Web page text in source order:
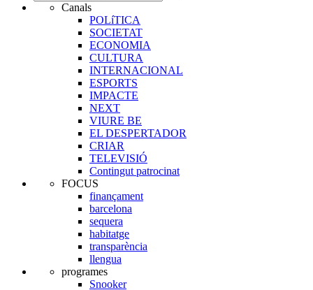
Canals
POLíTICA
SOCIETAT
ECONOMIA
CULTURA
INTERNACIONAL
ESPORTS
IMPACTE
NEXT
VIURE BE
EL DESPERTADOR
CRIAR
TELEVISIÓ
Contingut patrocinat
FOCUS
finançament
barcelona
sequera
habitatge
transparència
llengua
programes
Snooker